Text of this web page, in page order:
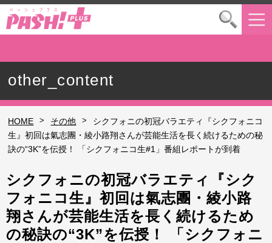
other_content
HOME > その他 >
シクフォニの初冠バラエティ『シクフォニコ
生』初回は氣志團・綾小路翔さんが芸能生活を長く続けるための秘
訣の“3K”を伝授！ 「シクフォニコ生#1」番組レポートが到着
シクフォニの初冠バラエティ『シク
フォニコ生』初回は氣志團・綾小路
翔さんが芸能生活を長く続けるため
の秘訣の“3K”を伝授！ 「シクフォニ